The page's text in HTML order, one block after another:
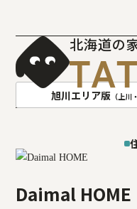
北海道の
旭川エリア版 （上川
函館(渡島･檜山)版
Daimal HOME